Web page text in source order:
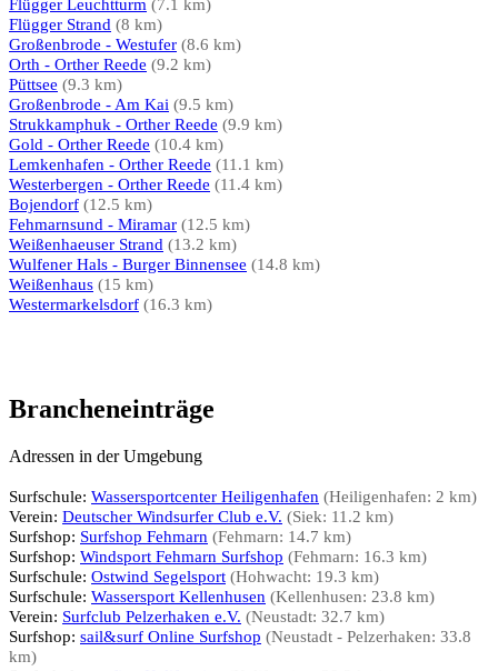
Flügger Leuchtturm (7.1 km)
Flügger Strand (8 km)
Großenbrode - Westufer (8.6 km)
Orth - Orther Reede (9.2 km)
Püttsee (9.3 km)
Großenbrode - Am Kai (9.5 km)
Strukkamphuk - Orther Reede (9.9 km)
Gold - Orther Reede (10.4 km)
Lemkenhafen - Orther Reede (11.1 km)
Westerbergen - Orther Reede (11.4 km)
Bojendorf (12.5 km)
Fehmarnsund - Miramar (12.5 km)
Weißenhaeuser Strand (13.2 km)
Wulfener Hals - Burger Binnensee (14.8 km)
Weißenhaus (15 km)
Westermarkelsdorf (16.3 km)
Brancheneinträge
Adressen in der Umgebung
Surfschule: Wassersportcenter Heiligenhafen (Heiligenhafen: 2 km)
Verein: Deutscher Windsurfer Club e.V. (Siek: 11.2 km)
Surfshop: Surfshop Fehmarn (Fehmarn: 14.7 km)
Surfshop: Windsport Fehmarn Surfshop (Fehmarn: 16.3 km)
Surfschule: Ostwind Segelsport (Hohwacht: 19.3 km)
Surfschule: Wassersport Kellenhusen (Kellenhusen: 23.8 km)
Verein: Surfclub Pelzerhaken e.V. (Neustadt: 32.7 km)
Surfshop: sail&surf Online Surfshop (Neustadt - Pelzerhaken: 33.8
km)